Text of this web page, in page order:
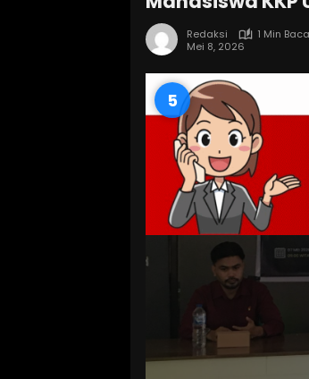
Redaksi
1 Min Baca
Mei 8, 2026
3